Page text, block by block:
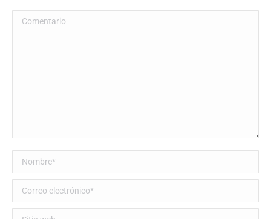
Comentario
Nombre *
Correo electrónico *
Sitio web